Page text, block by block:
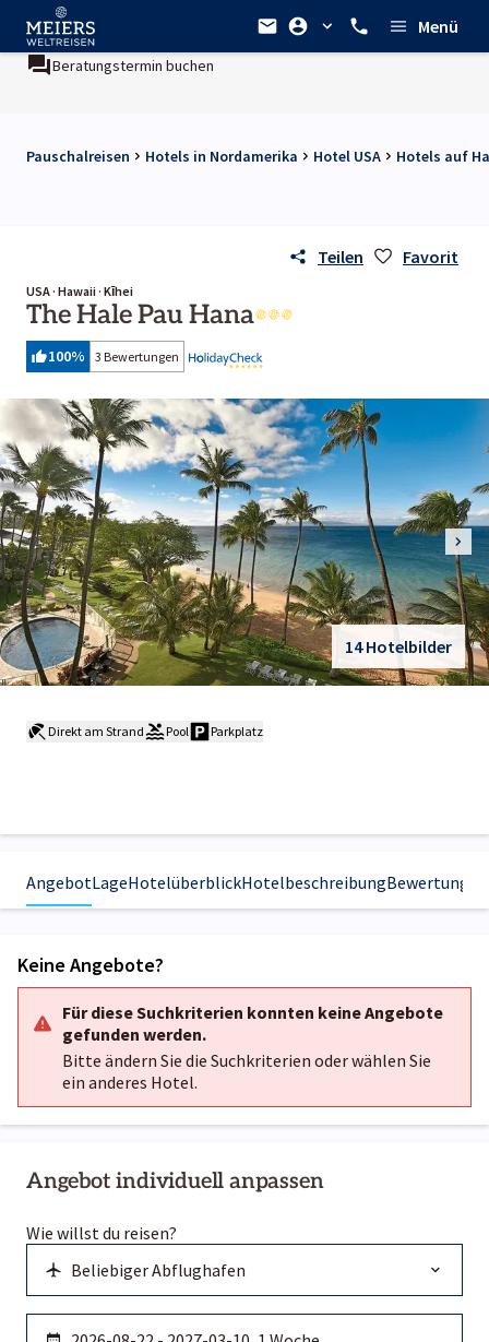
Menü
Beratungstermin buchen
Pauschalreisen Hotels in Nordamerika Hotel USA Hotels auf
Teilen Favorit
USA · Hawaii · Kīhei
The Hale Pau Hana
100% 3 Bewertungen
14 Hotelbilder
Direkt am Strand Pool Parkplatz
AngebotLageHotelüberblickHotelbeschreibungBewertungen
Angebot individuell anpassen
Wie willst du reisen?
Keine Angebote?
Für diese Suchkriterien konnten keine Angebote
gefunden werden.
Bitte ändern Sie die Suchkriterien oder wählen Sie
ein anderes Hotel.